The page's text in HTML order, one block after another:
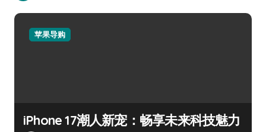
苹果导购
iPhone 17潮人新宠：畅享未来科技魅力